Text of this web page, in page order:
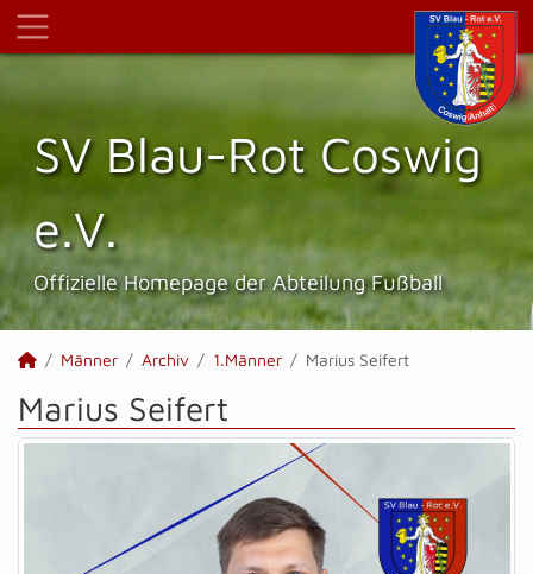
SV Blau-Rot Coswig
e.V.
Offizielle Homepage der Abteilung Fußball
Männer Archiv 1.Männer Marius Seifert
Marius Seifert